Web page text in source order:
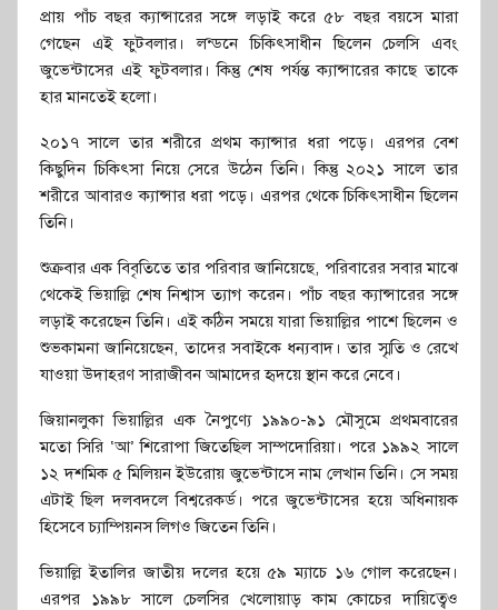
প্রায় পাঁচ বছর ক্যান্সারের সঙ্গে লড়াই করে ৫৮ বছর বয়সে মারা
গেছেন এই ফুটবলার। লন্ডনে চিকিৎসাধীন ছিলেন চেলসি এবং
জুভেন্টাসের এই ফুটবলার। কিন্তু শেষ পর্যন্ত ক্যান্সারের কাছে তাকে
হার মানতেই হলো।
২০১৭ সালে তার শরীরে প্রথম ক্যান্সার ধরা পড়ে। এরপর বেশ
কিছুদিন চিকিৎসা নিয়ে সেরে উঠেন তিনি। কিন্তু ২০২১ সালে তার
শরীরে আবারও ক্যান্সার ধরা পড়ে। এরপর থেকে চিকিৎসাধীন ছিলেন
তিনি।
শুক্রবার এক বিবৃতিতে তার পরিবার জানিয়েছে, পরিবারের সবার মাঝে
থেকেই ভিয়াল্লি শেষ নিশ্বাস ত্যাগ করেন। পাঁচ বছর ক্যান্সারের সঙ্গে
লড়াই করেছেন তিনি। এই কঠিন সময়ে যারা ভিয়াল্লির পাশে ছিলেন ও
শুভকামনা জানিয়েছেন, তাদের সবাইকে ধন্যবাদ। তার স্মৃতি ও রেখে
যাওয়া উদাহরণ সারাজীবন আমাদের হৃদয়ে স্থান করে নেবে।
জিয়ানলুকা ভিয়াল্লির এক নৈপুণ্যে ১৯৯০-৯১ মৌসুমে প্রথমবারের
মতো সিরি ‘আ’ শিরোপা জিতেছিল সাম্পদোরিয়া। পরে ১৯৯২ সালে
১২ দশমিক ৫ মিলিয়ন ইউরোয় জুভেন্টাসে নাম লেখান তিনি। সে সময়
এটাই ছিল দলবদলে বিশ্বরেকর্ড। পরে জুভেন্টাসের হয়ে অধিনায়ক
হিসেবে চ্যাম্পিয়নস লিগও জিতেন তিনি।
ভিয়াল্লি ইতালির জাতীয় দলের হয়ে ৫৯ ম্যাচে ১৬ গোল করেছেন।
এরপর ১৯৯৮ সালে চেলসির খেলোয়াড় কাম কোচের দায়িত্বেও